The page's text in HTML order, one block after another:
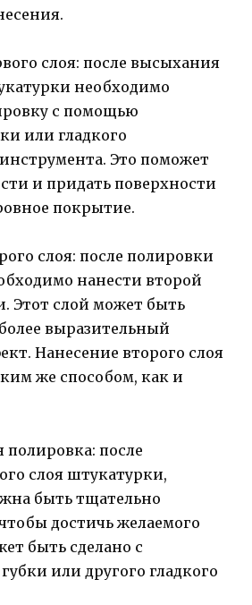
слоя: после высыхания
необходимо
с помощью
или гладкого
Это поможет
и придать поверхности
покрытие.
слоя: после полировки
нанести второй
Этот слой может быть
выразительный
Нанесение второго слоя
же способом, как и
полировка: после
слоя штукатурки,
быть тщательно
достичь желаемого
быть сделано с
или другого гладкого